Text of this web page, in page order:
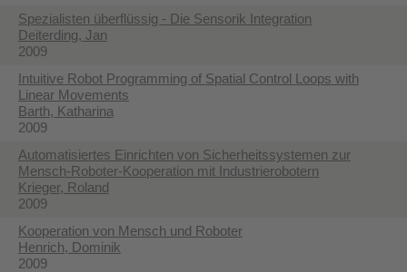
Spezialisten überflüssig - Die Sensorik Integration
Deiterding, Jan
2009
Intuitive Robot Programming of Spatial Control Loops with
Linear Movements
Barth, Katharina
2009
Automatisiertes Einrichten von Sicherheitssystemen zur
Mensch-Roboter-Kooperation mit Industrierobotern
Krieger, Roland
2009
Kooperation von Mensch und Roboter
Henrich, Dominik
2009